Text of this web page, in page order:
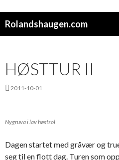
Rolandshaugen.com
HØSTTUR II
2011-10-01
Nygruva i lav høstsol
Dagen startet med gråvær og
seg til en flott dag. Turen som